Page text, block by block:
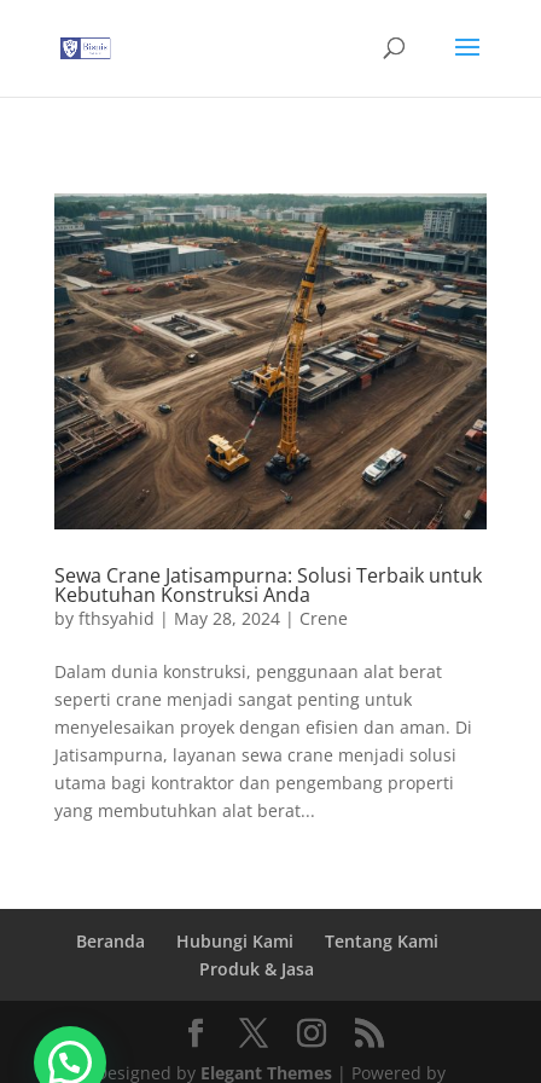
Sewa Crane Jatisampurna: Solusi Terbaik untuk
Kebutuhan Konstruksi Anda
by fthsyahid | May 28, 2024| Crene
Dalam dunia konstruksi, penggunaan alat berat
seperti crane menjadi sangat penting untuk
menyelesaikan proyek dengan efisien dan aman. Di
Jatisampurna, layanan sewa crane menjadi solusi
utama bagi kontraktor dan pengembang properti
yang membutuhkan alat berat...
Beranda Hubungi Kami
Tentang Kami
Produk & Jasa
Designed by Elegant Themes| Powered by